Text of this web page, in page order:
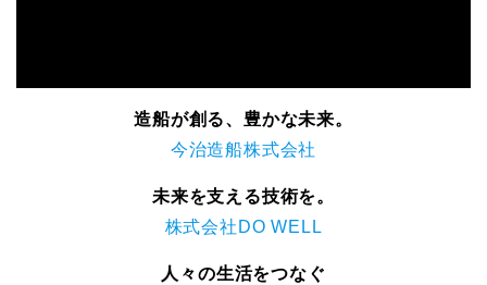
造船が創る、豊かな未来。
今治造船株式会社
未来を支える技術を。
株式会社DO WELL
人々の生活をつなぐ